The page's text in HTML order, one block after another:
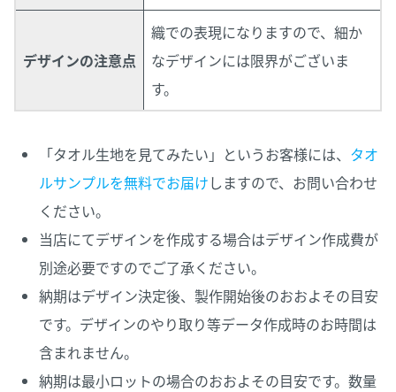
デザインの注意点
織での表現になりますので、細か
なデザインには限界がございま
す。
「タオル生地を見てみたい」というお客様には、 タオ
ルサンプルを無料でお届けしますので、お問い合わせ
ください。
当店にてデザインを作成する場合はデザイン作成費が
別途必要ですのでご了承ください。
納期はデザイン決定後、製作開始後のおおよその目安
です。デザインのやり取り等データ作成時のお時間は
含まれません。
納期は最小ロットの場合のおおよその目安です。数量